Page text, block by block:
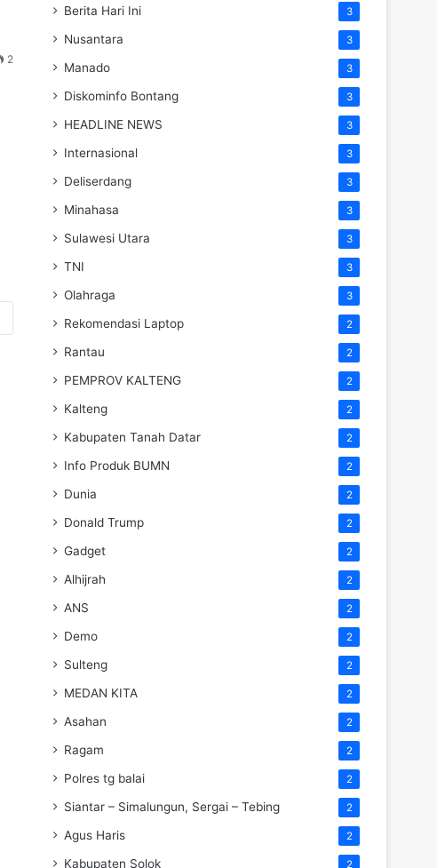
2
Berita Hari Ini 3
Nusantara 3
Manado 3
Diskominfo Bontang 3
HEADLINE NEWS 3
Internasional 3
Deliserdang 3
Minahasa 3
Sulawesi Utara 3
TNI 3
Olahraga 3
Rekomendasi Laptop 2
Rantau 2
PEMPROV KALTENG 2
Kalteng 2
Kabupaten Tanah Datar 2
Info Produk BUMN 2
Dunia 2
Donald Trump 2
Gadget 2
Alhijrah 2
ANS 2
Demo 2
Sulteng 2
MEDAN KITA 2
Asahan 2
Ragam 2
Polres tg balai 2
Siantar – Simalungun, Sergai – Tebing 2
Agus Haris 2
Kabupaten Solok 2